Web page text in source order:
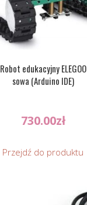
Robot edukacyjny ELEGOO
sowa (Arduino IDE)
730.00zł
Przejdź do produktu